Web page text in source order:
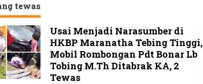
tewas
Usai Menjadi Narasumber di
HKBP Maranatha Tebing Tinggi,
Mobil Rombongan Pdt Bonar Lb
Tobing M.Th Ditabrak KA, 2
Tewas